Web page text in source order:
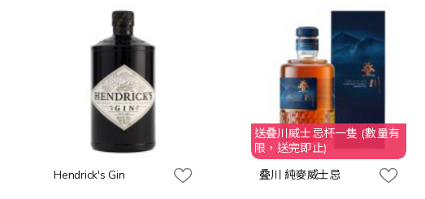
Hendrick's Gin
送叠川威士忌杯一隻 (數量有
限，送完即止)
叠川 純麥威士忌